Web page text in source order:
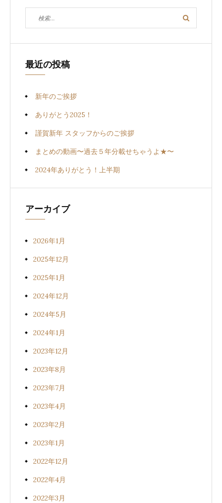
索
検
最近の投稿
新年のご挨拶
ありがとう2025！
謹賀新年 スタッフからのご挨拶
まとめの動画〜過去５年分載せちゃうよ★〜
2024年ありがとう！上半期
アーカイブ
2026年1月
2025年12月
2025年1月
2024年12月
2024年5月
2024年1月
2023年12月
2023年8月
2023年7月
2023年4月
2023年2月
2023年1月
2022年12月
2022年4月
2022年3月